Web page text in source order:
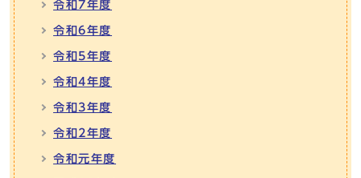
令和7年度
令和6年度
令和5年度
令和4年度
令和3年度
令和2年度
令和元年度